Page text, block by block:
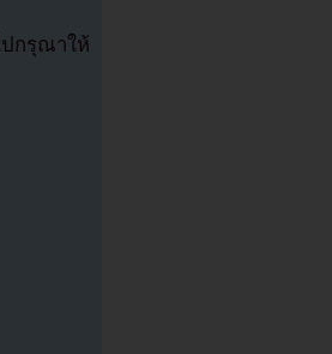
กรุณาให้